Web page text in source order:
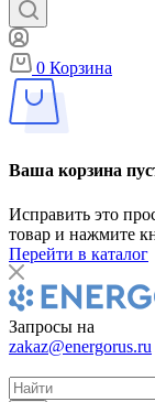
0 Корзина
Ваша корзина
Исправить это
товар и нажмите
Перейти в каталог
Запросы на
zakaz@energorus.ru